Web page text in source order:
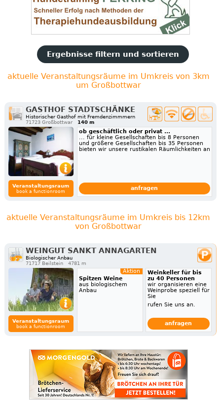
Ergebnisse filtern und sortieren
aktuelle Veranstaltungsräume im Umkreis von 3km
um Großbottwar
GASTHOF STADTSCHÄNKE
Historischer Gasthof mit Fremdenzimmmern
71723 Großbottwar
140 m
Veranstaltungsraum
book a functionroom
ob geschäftlich oder privat ...
... für kleine Gesellschaften bis 8 Personen
und größere Gesellschaften bis 35 Personen
bieten wir unsere rustikalen Räumlichkeiten an
anfragen
aktuelle Veranstaltungsräume im Umkreis bis 12km
von Großbottwar
WEINGUT SANKT ANNAGARTEN
Biologischer Anbau
71717 Beilstein
4781 m
Veranstaltungsraum
book a functionroom
Aktion
Spitzen Weine
aus biologischem
Anbau
Weinkeller für bis
zu 40 Personen
wir organisieren eine
Weinprobe speziell für
Sie
rufen Sie uns an.
anfragen